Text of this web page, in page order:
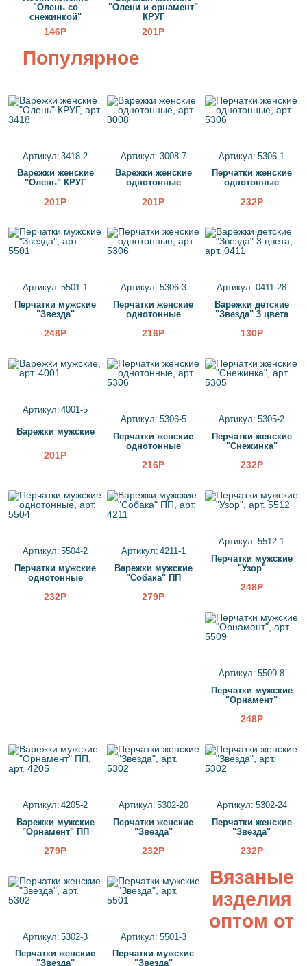
"Олень со
снежинкой"
146Р
"Олени и орнамент"
КРУГ
201Р
Популярное
Артикул: 3418-2
Варежки женские
"Олень" КРУГ
201Р
Артикул: 3008-7
Варежки женские
однотонные
201Р
Артикул: 5306-1
Перчатки женские
однотонные
232Р
Артикул: 5501-1
Перчатки мужские
"Звезда"
248Р
Артикул: 5306-3
Перчатки женские
однотонные
216Р
Артикул: 0411-28
Варежки детские
"Звезда" 3 цвета
130Р
Артикул: 4001-5
Варежки мужские
201Р
Артикул: 5306-5
Перчатки женские
однотонные
216Р
Артикул: 5305-2
Перчатки женские
"Снежинка"
232Р
Артикул: 5504-2
Перчатки мужские
однотонные
232Р
Артикул: 4211-1
Варежки мужские
"Собака" ПП
279Р
Артикул: 5512-1
Перчатки мужские
"Узор"
248Р
Артикул: 5509-8
Перчатки мужские
"Орнамент"
248Р
Артикул: 4205-2
Варежки мужские
"Орнамент" ПП
279Р
Артикул: 5302-20
Перчатки женские
"Звезда"
232Р
Артикул: 5302-24
Перчатки женские
"Звезда"
232Р
Артикул: 5302-3
Перчатки женские
"Звезда"
Артикул: 5501-3
Перчатки мужские
"Звезда"
Вязаные
изделия
оптом от